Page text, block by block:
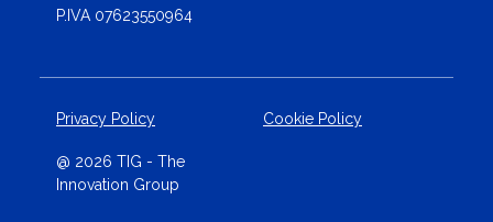
P.IVA 07623550964
Privacy Policy Cookie Policy
@ 2026 TIG - The
Innovation Group